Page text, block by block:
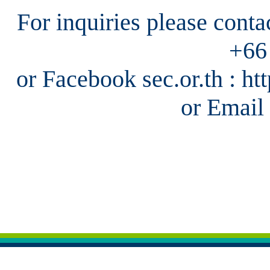
For inquiries please
or Facebook sec.or.th :
or Email